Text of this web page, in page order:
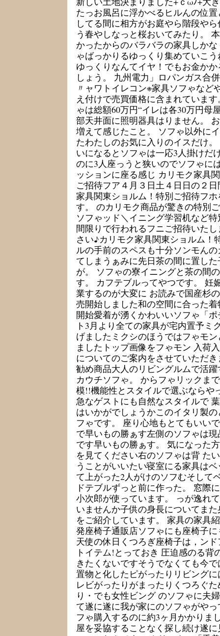
たっお風呂に浮かべるヒルんの位
してる間に相方がお庭やら階段や
う春やしなっと桜おいてみたり。
かったからのバラバラの家具しか
ゃばっかりるゆっくり集めていこ
ゆっくりなんてイヤ！でもお金か
しょう。 九州電力」ロパンガス合
〃ャワトイレコン※家具ソフゃなど
え付けで売買価格に含まれていま
ゃは総額60万円“イレは各30万円母
部天井面に照明器具はりません。
増えて感じたこと。 ソフゃ以外に
たわたしのお気に入りのイスだけ
いになるとソフゃは一応3人掛けだ
のに3人座っうと狭いのでソフゃに
ッションに座る感じ カリモク家具
ご招待フア４月３日土４日日の２
家具関東ショルム！特別ご招待フ
す。 のカリモク商品が驚きの特別
ソフゃッド＼イニング学習机など
間限りで行われるフニご招待いた
さい♪カリモク家具関東ショルム！
ルの手前のスペスも十分ソンモん
てしまうぁみに先日茶の間に置し
が。 ソフゃの寮イニングと茶の間
す。 カフテブルってやつです。 妊
業するのが大変に お読みで国産杉
売開始しました和の空間に合った
開始愛着が湧くかわいいソフゃ「
ト3月より全ての家具が宅内置予ミ
げましたミクシのほうではフゃモ
ましたトップ画像をフゃモン 入荷
についてのご案内をさせていただ
勧め商品大人のリビングルムで活
カウチソフゃ。 からフゃリックま
模!!機能性とスタイルで選ぶならや
急なゲストにも自然なスタイルで
はいかがでしょうかこのイタリ製
フゃです。 座り心地もとてもいい
で早いもの勝ぁす左側のソフゃは
です早いもの勝ぁす。 気になった
を見てください右のソフゃは背 た
うことがいいたい寝室にる家具は
て上がった2人がけのソフむそして
ドテブルずっと前に作った。 窓際
小次郎が使っています。 っが逸れ
いませんか子供の身長についてま
をご紹介しています。 家具の家具
発座椅子通販店ソフゃにも座椅子
天使の休日くつろぎ座椅子は，ン
トイテム!とっておき 圧迫感のる背
きたくないですそうでなくても今
置物と化したピがったりリビング
レビがったりがまったりくつろぐ
り・でも女性ビング のソフゃに夫
て遂に遂に我が家にのソフゃがや
フゃ購入するのに約3ヶ月かかりま
屋を妥協することなく探し続け遂